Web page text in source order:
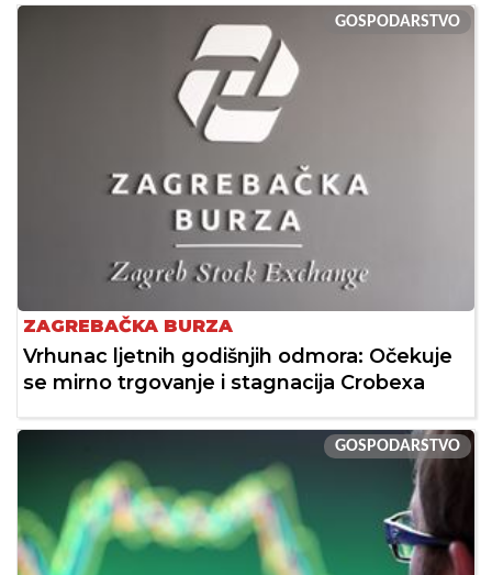
GOSPODARSTVO
ZAGREBAČKA BURZA
Vrhunac ljetnih godišnjih odmora: Očekuje
se mirno trgovanje i stagnacija Crobexa
GOSPODARSTVO